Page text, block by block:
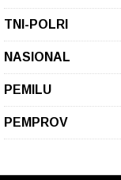
TNI-POLRI
NASIONAL
PEMILU
PEMPROV